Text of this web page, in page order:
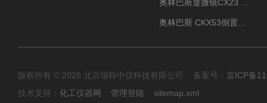
版权所有 © 2026 北京瑞科中仪科技有限公司 备案号： 京ICP备
技术支持： 化工仪器网 管理登陆 sitemap.xml